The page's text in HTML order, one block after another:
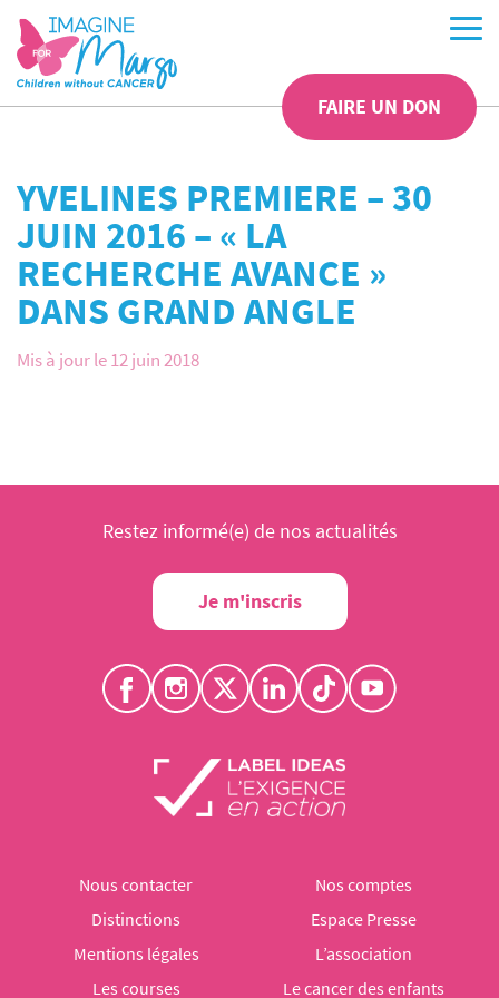
FAIRE UN DON
YVELINES PREMIERE – 30
JUIN 2016 – « LA
RECHERCHE AVANCE »
DANS GRAND ANGLE
Mis à jour le 12 juin 2018
Restez informé(e) de nos actualités
Je m'inscris
Nous contacter
Nos comptes
Distinctions
Espace Presse
Mentions légales
L’association
Les courses
Le cancer des enfants